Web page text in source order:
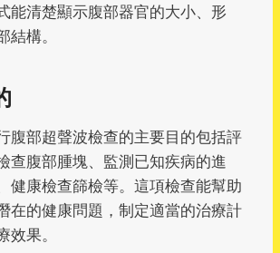
能清楚顯示腹部器官的大小、形
結構。
腹部超聲波檢查的主要目的包括評
查腹部腫塊、監測已知疾病的進
健康檢查篩檢等。這項檢查能幫助
在的健康問題，制定適當的治療計
效果。